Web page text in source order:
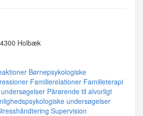
Holbæk
Børnepsykologiske
Familierelationer Familieterapi
Pårørende til alvorligt
undersøgelser
Supervision